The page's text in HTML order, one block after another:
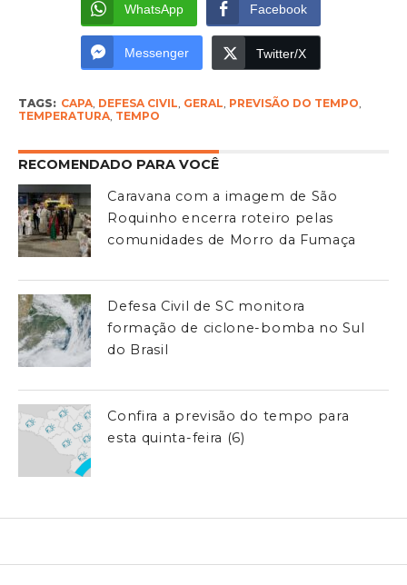
WhatsApp Facebook
Messenger Twitter/X
TAGS: CAPA, DEFESA CIVIL GERAL PREVISÃO DO TEMPO
TEMPERATURA, TEMPO
RECOMENDADO PARA VOCÊ
Caravana com a imagem de São
Roquinho encerra roteiro pelas
comunidades de Morro da Fumaça
Defesa Civil de SC monitora
formação de ciclone-bomba no Sul
do Brasil
Confira a previsão do tempo para
esta quinta-feira (6)